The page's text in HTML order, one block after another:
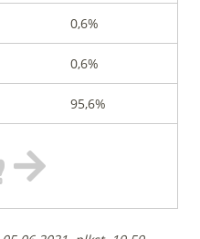
0,6%
0,6%
95,6%